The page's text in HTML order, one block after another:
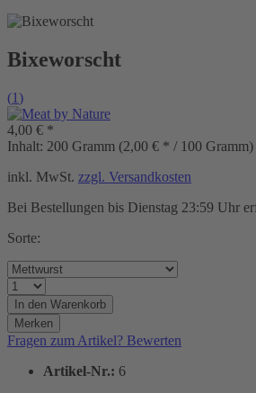
Bixeworscht
(1)
4,00 € *
Inhalt: 200 Gramm (2,00 € * / 100 Gramm)
inkl. MwSt. zzgl. Versandkosten
Bei Bestellungen bis Dienstag 23:59 Uhr
Sorte:
In den Warenkorb
Merken
Fragen zum Artikel? Bewerten
Artikel-Nr.: 6